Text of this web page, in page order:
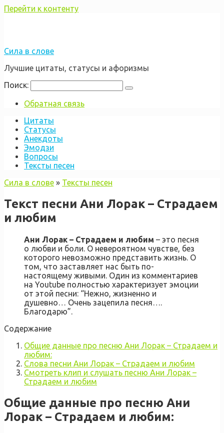
Перейти к контенту
Сила в слове
Лучшие цитаты, статусы и афоризмы
Поиск:
Обратная связь
Цитаты
Статусы
Анекдоты
Эмодзи
Вопросы
Тексты песен
Сила в слове » Тексты песен
Текст песни Ани Лорак – Страдаем
и любим
Ани Лорак – Страдаем и любим – это песня
о любви и боли. О невероятном чувстве, без
которого невозможно представить жизнь. О
том, что заставляет нас быть по-
настоящему живыми. Один из комментариев
на Youtube полностью характеризует эмоции
от этой песни: “Нежно, жизненно и
душевно… Очень зацепила песня….
Благодарю”.
Содержание
Общие данные про песню Ани Лорак – Страдаем и
любим:
Слова песни Ани Лорак – Страдаем и любим
Смотреть клип и слушать песню Ани Лорак –
Страдаем и любим
Общие данные про песню Ани
Лорак – Страдаем и любим: